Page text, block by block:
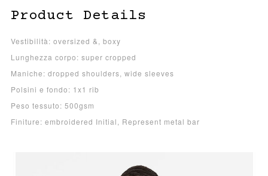
Product Details
Vestibilità: oversized &, boxy
Lunghezza corpo: super cropped
Maniche: dropped shoulders, wide sleeves
Polsini e fondo: 1x1 rib
Peso tessuto: 500gsm
Finiture: embroidered Initial, Represent metal bar